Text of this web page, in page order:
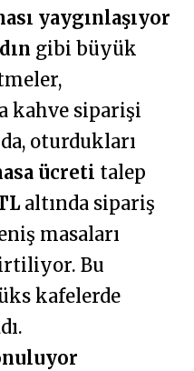
yaygınlaşıyor
gibi büyük
kahve siparişi
oturdukları
ücreti talep
altında sipariş
masaları
Bu
kafelerde